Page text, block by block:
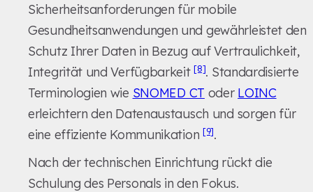
Sicherheitsanforderungen für mobile
Gesundheitsanwendungen und gewährleistet den
Schutz Ihrer Daten in Bezug auf Vertraulichkeit,
Integrität und Verfügbarkeit[8]. Standardisierte
Terminologien wie SNOMED CT oder LOINC
erleichtern den Datenaustausch und sorgen für
eine effiziente Kommunikation [9].
Nach der technischen Einrichtung rückt die
Schulung des Personals in den Fokus.